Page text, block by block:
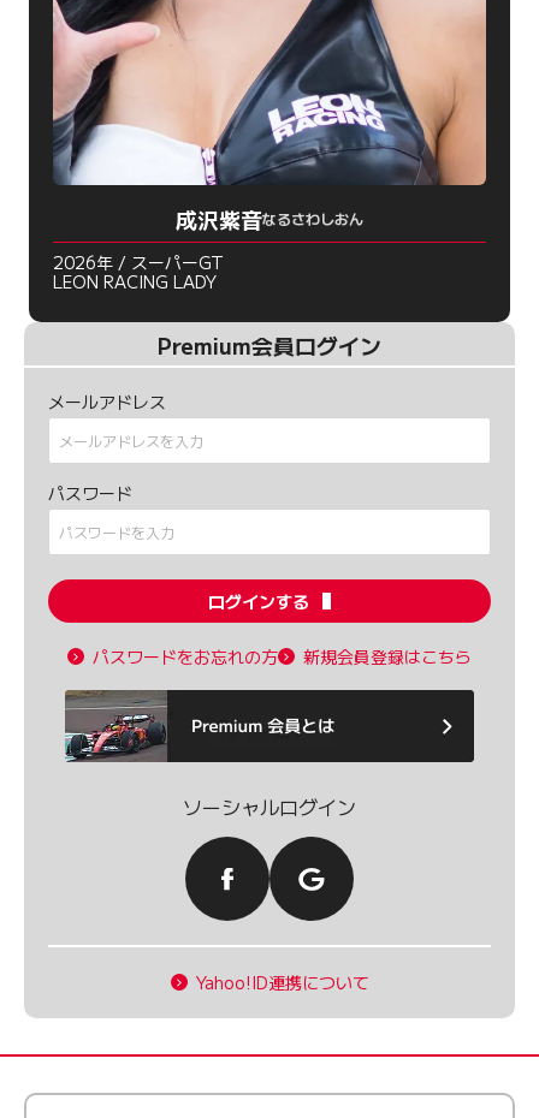
成沢紫音なるさわしおん
2026年 / スーパーGT
LEON RACING LADY
Premium会員ログイン
メールアドレス
パスワード
ログインする
パスワードをお忘れの方 新規会員登録はこちら
ソーシャルログイン
Yahoo!ID連携について